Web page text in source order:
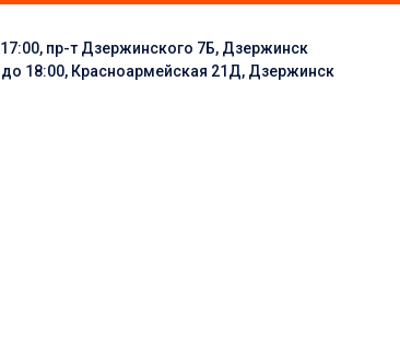
пр-т Дзержинского 7Б, Дзержинск
до 18:00, Красноармейская 21Д, Дзержинск